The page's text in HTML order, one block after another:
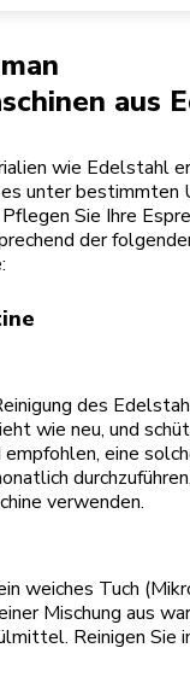
aus
wie Edelstahl
unter bestimmten
Sie Ihre
der
des
wie neu, und
eine
verwenden.
weiches Tuch
Mischung aus
Reinigen Sie